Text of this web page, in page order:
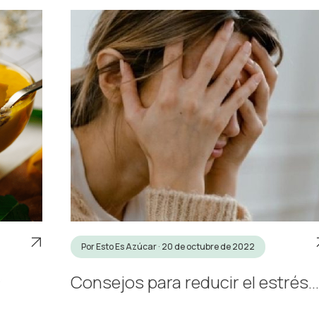
Por Esto Es Azúcar · 20 de octubre de 2022
Consejos para reducir el estrés...